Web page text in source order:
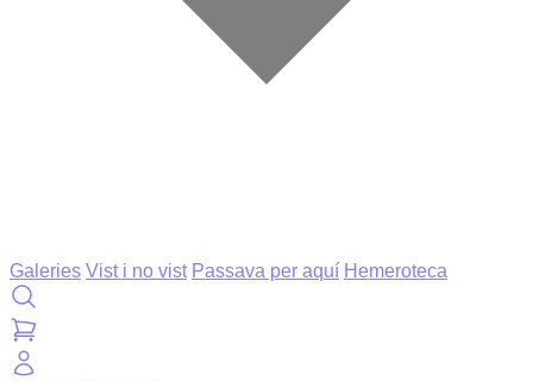
Galeries Vist i no vist Passava per aquí Hemeroteca